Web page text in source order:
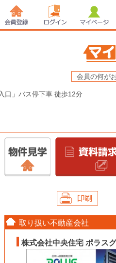
マイページ
ログイン
会員登録
会員の何が
口」バス停下車 徒歩12分
取り扱い不動産会社